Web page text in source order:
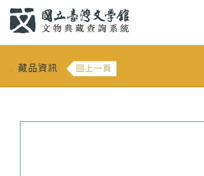
::: 藏品資訊 回上一頁